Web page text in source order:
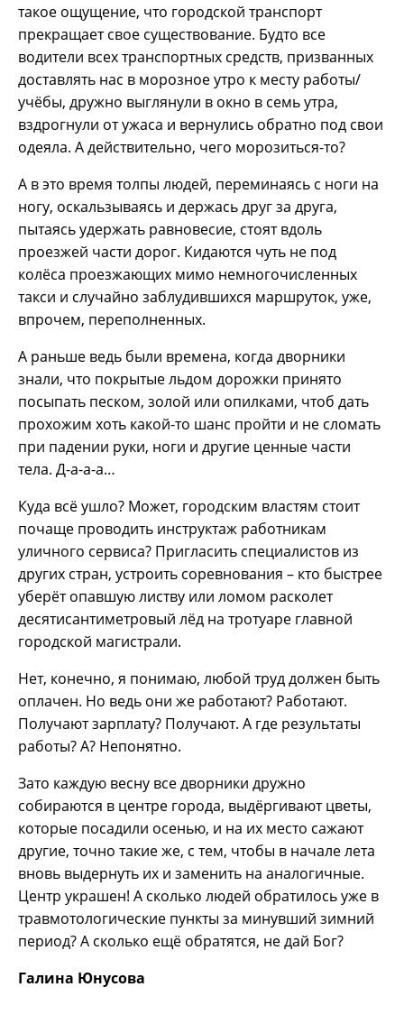
такое ощущение, что городской транспорт
прекращает свое существование. Будто все
водители всех транспортных средств, призванных
доставлять нас в морозное утро к месту работы/
учёбы, дружно выглянули в окно в семь утра,
вздрогнули от ужаса и вернулись обратно под свои
одеяла. А действительно, чего морозиться-то?
А в это время толпы людей, переминаясь с ноги на
ногу, оскальзываясь и держась друг за друга,
пытаясь удержать равновесие, стоят вдоль
проезжей части дорог. Кидаются чуть не под
колёса проезжающих мимо немногочисленных
такси и случайно заблудившихся маршруток, уже,
впрочем, переполненных.
А раньше ведь были времена, когда дворники
знали, что покрытые льдом дорожки принято
посыпать песком, золой или опилками, чтоб дать
прохожим хоть какой-то шанс пройти и не сломать
при падении руки, ноги и другие ценные части
тела. Д-а-а-а…
Куда всё ушло? Может, городским властям стоит
почаще проводить инструктаж работникам
уличного сервиса? Пригласить специалистов из
других стран, устроить соревнования – кто быстрее
уберёт опавшую листву или ломом расколет
десятисантиметровый лёд на тротуаре главной
городской магистрали.
Нет, конечно, я понимаю, любой труд должен быть
оплачен. Но ведь они же работают? Работают.
Получают зарплату? Получают. А где результаты
работы? А? Непонятно.
Зато каждую весну все дворники дружно
собираются в центре города, выдёргивают цветы,
которые посадили осенью, и на их место сажают
другие, точно такие же, с тем, чтобы в начале лета
вновь выдернуть их и заменить на аналогичные.
Центр украшен! А сколько людей обратилось уже в
травмотологические пункты за минувший зимний
период? А сколько ещё обратятся, не дай Бог?
Галина Юнусова